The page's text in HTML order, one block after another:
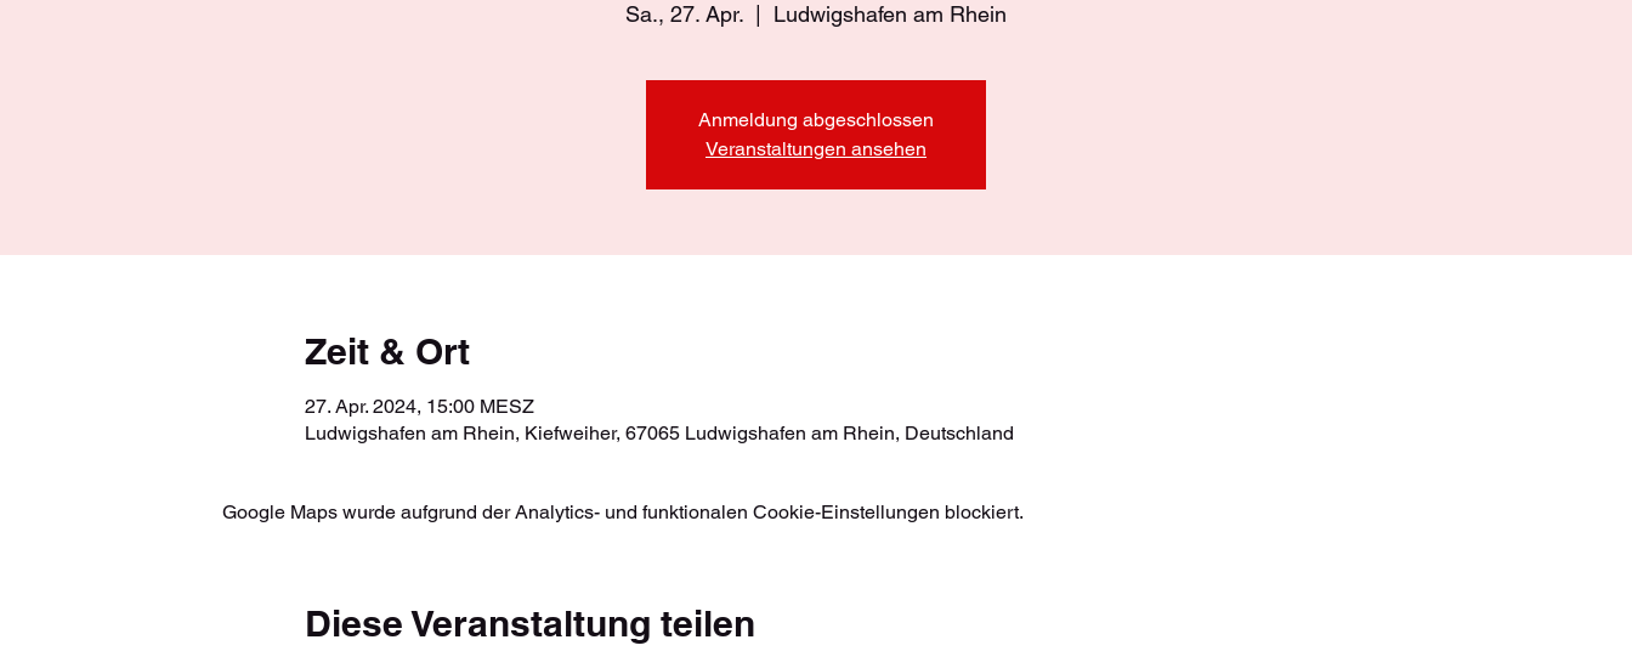
Sa., 27. Apr. Ludwigshafen am Rhein
Anmeldung abgeschlossen
Veranstaltungen ansehen
Zeit & Ort
27. Apr. 2024, 15:00 MESZ
Ludwigshafen am Rhein, Kiefweiher, 67065 Ludwigshafen am Rhein, Deutschland
Google Maps wurde aufgrund der Analytics- und funktionalen Cookie-Einstellungen blockiert.
Diese Veranstaltung teilen